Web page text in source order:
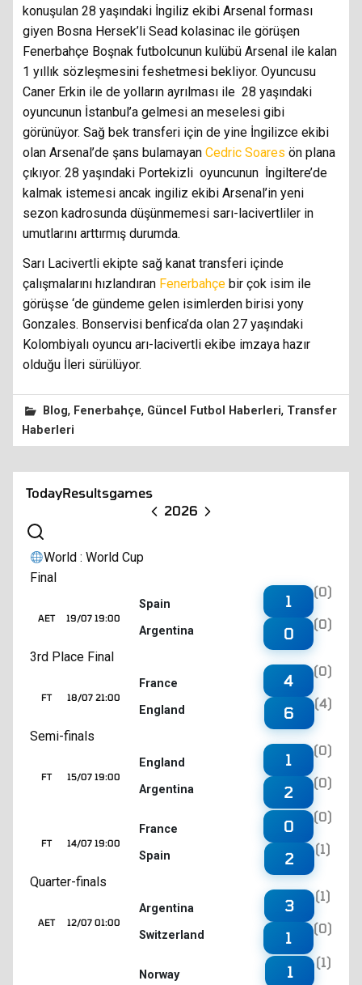
konuşulan 28 yaşındaki İngiliz ekibi Arsenal forması
giyen Bosna Hersek’li Sead kolasinac ile görüşen
Fenerbahçe Boşnak futbolcunun kulübü Arsenal ile kalan
1 yıllık sözleşmesini feshetmesi bekliyor. Oyuncusu
Caner Erkin ile de yolların ayrılması ile 28 yaşındaki
oyuncunun İstanbul’a gelmesi an meselesi gibi
görünüyor. Sağ bek transferi için de yine İngilizce ekibi
olan Arsenal’de şans bulamayan Cedric Soares ön plana
çıkıyor. 28 yaşındaki Portekizli oyuncunun İngiltere’de
kalmak istemesi ancak ingiliz ekibi Arsenal’in yeni
sezon kadrosunda düşünmemesi sarı-lacivertliler in
umutlarını arttırmış durumda.
Sarı Lacivertli ekipte sağ kanat transferi içinde
çalışmalarını hızlandıran Fenerbahçe bir çok isim ile
görüşse ‘de gündeme gelen isimlerden birisi yony
Gonzales. Bonservisi benfica’da olan 27 yaşındaki
Kolombiyalı oyuncu arı-lacivertli ekibe imzaya hazır
olduğu İleri sürülüyor.
Blog, Fenerbahçe, Güncel Futbol Haberleri, Transfer
Haberleri
TodayResultsgames
2026
World : World Cup
Final
19/07 19:00
AET
Spain
Argentina
1
(0)
0
(0)
3rd Place Final
18/07 21:00
FT
France
England
4
(0)
6
(4)
Semi-finals
15/07 19:00
FT
England
Argentina
1
(0)
2
(0)
14/07 19:00
FT
France
Spain
0
(0)
2
(1)
Quarter-finals
12/07 01:00
AET
Argentina
Switzerland
3
(1)
1
(0)
Norway 1
(1)